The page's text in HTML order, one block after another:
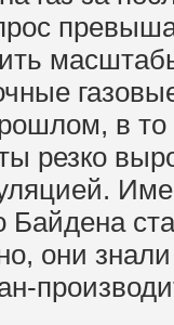
в то
резко
Байдена
они